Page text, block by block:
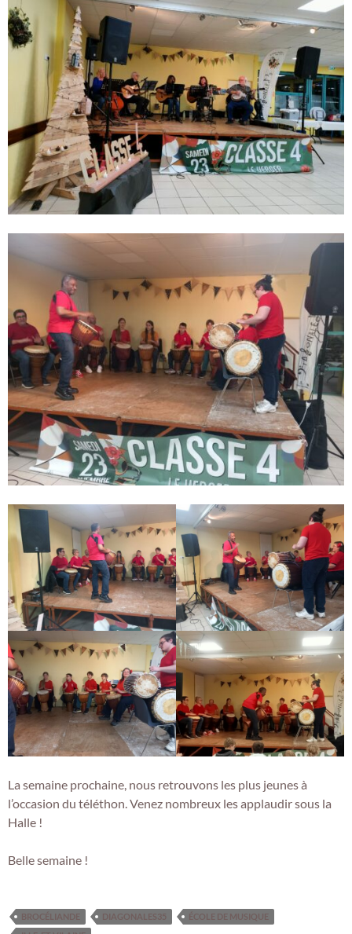
La semaine prochaine, nous retrouvons les plus jeunes à
l’occasion du téléthon. Venez nombreux les applaudir sous la
Halle !
Belle semaine !
BROCÉLIANDE DIAGONALES35
ÉCOLE DE MUSIQUE